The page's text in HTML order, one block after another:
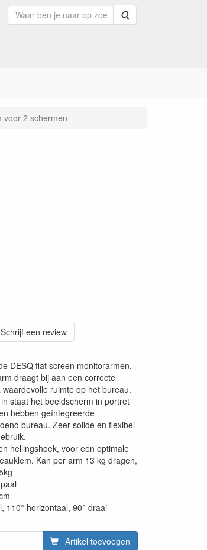
Zoeken
voor 2 schermen
Schrijf een review
DESQ flat screen monitorarmen.
draagt bij aan een correcte
ruimte op het bureau.
staat het beeldscherm in portret
hebben geïntegreerde
bureau. Zeer solide en flexibel
hellingshoek, voor een optimale
Kan per arm 13 kg dragen,
110° horizontaal, 90° draai
Artikel toevoegen